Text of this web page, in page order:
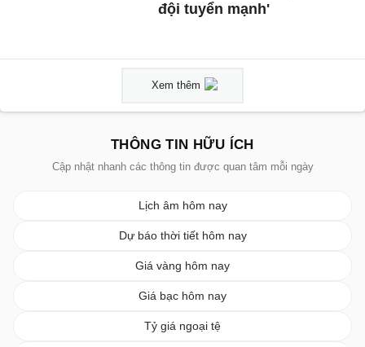
đội tuyển mạnh'
Xem thêm
THÔNG TIN HỮU ÍCH
Cập nhật nhanh các thông tin được quan tâm mỗi ngày
Lịch âm hôm nay
Dự báo thời tiết hôm nay
Giá vàng hôm nay
Giá bạc hôm nay
Tỷ giá ngoại tệ